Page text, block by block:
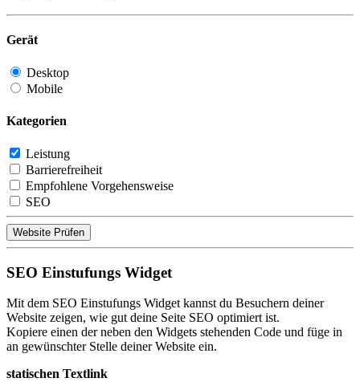
Gerät
Desktop
Mobile
Kategorien
Leistung
Barrierefreiheit
Empfohlene Vorgehensweise
SEO
Website Prüfen
SEO Einstufungs Widget
Mit dem SEO Einstufungs Widget kannst du Besuchern deiner
Website zeigen, wie gut deine Seite SEO optimiert ist.
Kopiere einen der neben den Widgets stehenden Code und füge in
an gewünschter Stelle deiner Website ein.
statischen Textlink